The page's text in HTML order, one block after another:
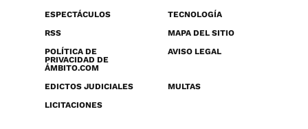
ESPECTÁCULOS
TECNOLOGÍA
RSS
MAPA DEL SITIO
POLÍTICA DE
PRIVACIDAD DE
ÁMBITO.COM
AVISO LEGAL
EDICTOS JUDICIALES
MULTAS
LICITACIONES